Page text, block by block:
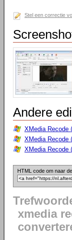
Stel een correctie
Andere
XMedia Recode
XMedia Recode
XMedia Recode
HTML code om naar
xmedia